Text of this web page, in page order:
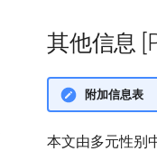
其他信息
附加信息表
本文由多元性别